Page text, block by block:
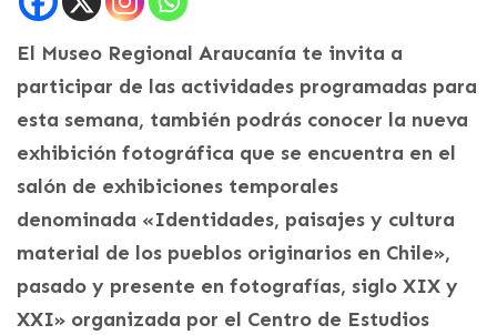
El Museo Regional Araucanía te invita a
participar de las actividades programadas para
esta semana, también podrás conocer la nueva
exhibición fotográfica que se encuentra en el
salón de exhibiciones temporales
denominada «Identidades, paisajes y cultura
material de los pueblos originarios en Chile»,
pasado y presente en fotografías, siglo XIX y
XXI» organizada por el Centro de Estudios